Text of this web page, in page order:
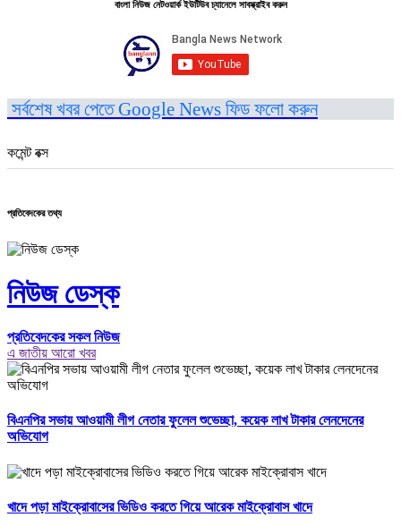
বাংলা নিউজ নেটওয়ার্ক ইউটিউব চ্যানেলে সাবস্ক্রাইব করুন
সর্বশেষ খবর পেতে Google News ফিড ফলো করুন
কমেন্ট বক্স
প্রতিবেদকের তথ্য
নিউজ ডেস্ক
প্রতিবেদকের সকল নিউজ
এ জাতীয় আরো খবর
বিএনপির সভায় আওয়ামী লীগ নেতার ফুলেল শুভেচ্ছা, কয়েক লাখ টাকার লেনদেনের
অভিযোগ
খাদে পড়া মাইক্রোবাসের ভিডিও করতে গিয়ে আরেক মাইক্রোবাস খাদে